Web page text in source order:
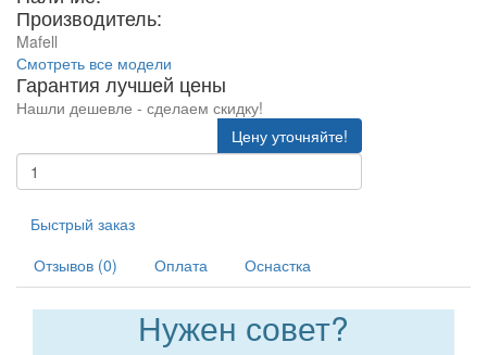
Производитель:
Mafell
Смотреть все модели
Гарантия лучшей цены
Нашли дешевле - сделаем скидку!
Цену уточняйте!
Быстрый заказ
Отзывов (0)
Оплата Оснастка
Нужен совет?